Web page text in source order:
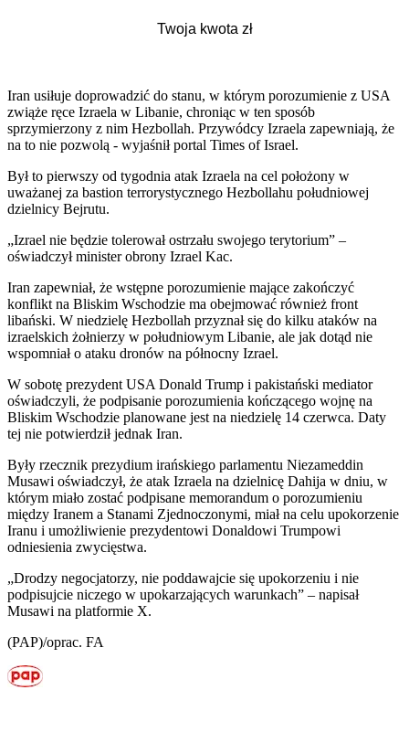
Iran usiłuje doprowadzić do stanu, w którym porozumienie z USA
zwiąże ręce Izraela w Libanie, chroniąc w ten sposób
sprzymierzony z nim Hezbollah. Przywódcy Izraela zapewniają, że
na to nie pozwolą - wyjaśnił portal Times of Israel.
Był to pierwszy od tygodnia atak Izraela na cel położony w
uważanej za bastion terrorystycznego Hezbollahu południowej
dzielnicy Bejrutu.
„Izrael nie będzie tolerował ostrzału swojego terytorium” –
oświadczył minister obrony Izrael Kac.
Iran zapewniał, że wstępne porozumienie mające zakończyć
konflikt na Bliskim Wschodzie ma obejmować również front
libański. W niedzielę Hezbollah przyznał się do kilku ataków na
izraelskich żołnierzy w południowym Libanie, ale jak dotąd nie
wspomniał o ataku dronów na północny Izrael.
W sobotę prezydent USA Donald Trump i pakistański mediator
oświadczyli, że podpisanie porozumienia kończącego wojnę na
Bliskim Wschodzie planowane jest na niedzielę 14 czerwca. Daty
tej nie potwierdził jednak Iran.
Były rzecznik prezydium irańskiego parlamentu Niezameddin
Musawi oświadczył, że atak Izraela na dzielnicę Dahija w dniu, w
którym miało zostać podpisane memorandum o porozumieniu
między Iranem a Stanami Zjednoczonymi, miał na celu upokorzenie
Iranu i umożliwienie prezydentowi Donaldowi Trumpowi
odniesienia zwycięstwa.
„Drodzy negocjatorzy, nie poddawajcie się upokorzeniu i nie
podpisujcie niczego w upokarzających warunkach” – napisał
Musawi na platformie X.
(PAP)/oprac. FA